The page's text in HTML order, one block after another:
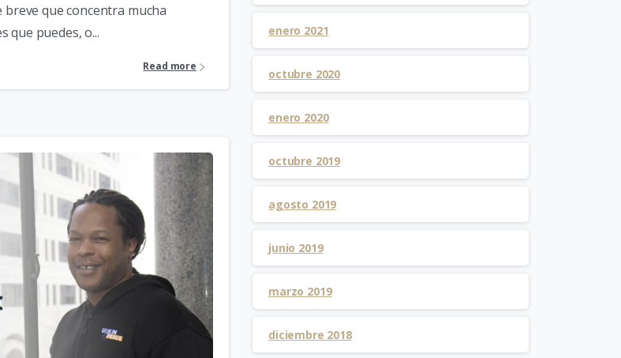
que concentra mucha
que puedes, o...
Read more
enero 2021
octubre 2020
enero 2020
octubre 2019
agosto 2019
junio 2019
marzo 2019
diciembre 2018